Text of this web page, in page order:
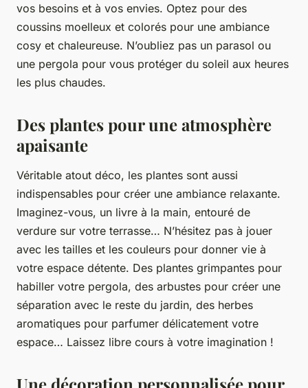
vos besoins et à vos envies. Optez pour des
coussins moelleux et colorés pour une ambiance
cosy et chaleureuse. N’oubliez pas un parasol ou
une pergola pour vous protéger du soleil aux heures
les plus chaudes.
Des plantes pour une atmosphère
apaisante
Véritable atout déco, les plantes sont aussi
indispensables pour créer une ambiance relaxante.
Imaginez-vous, un livre à la main, entouré de
verdure sur votre terrasse… N’hésitez pas à jouer
avec les tailles et les couleurs pour donner vie à
votre espace détente. Des plantes grimpantes pour
habiller votre pergola, des arbustes pour créer une
séparation avec le reste du jardin, des herbes
aromatiques pour parfumer délicatement votre
espace… Laissez libre cours à votre imagination !
Une décoration personnalisée pour